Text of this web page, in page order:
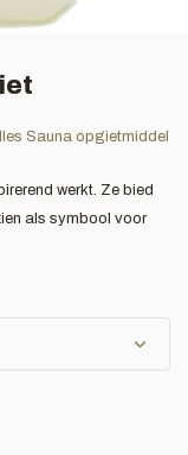
Sauna opgietmiddel
werkt. Ze bied
als symbool voor